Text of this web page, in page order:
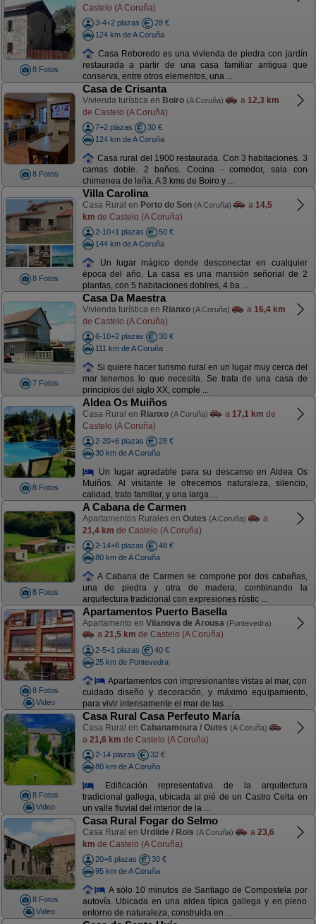
8 Fotos
Castelo (A Coruña)
3-4+2 plazas
28 €
124 km de A Coruña
Casa Reboredo es una vivienda de piedra con jardín
restaurada a partir de una casa familiar antigua que
conserva, entre otros elementos, una ...
8 Fotos
Casa de Crisanta
Vivienda turística en Boiro (A Coruña) a 12,3 km
de Castelo (A Coruña)
7+2 plazas
30 €
124 km de A Coruña
Casa rural del 1900 restaurada. Con 3 habitaciones. 3
camas doble. 2 baños. Cocina - comedor, sala con
chimenea de leña. A 3 kms de Boiro y ...
8 Fotos
Villa Carolina
Casa Rural en Porto do Son (A Coruña) a 14,5
km de Castelo (A Coruña)
2-10+1 plazas
50 €
144 km de A Coruña
Un lugar mágico donde desconectar en cualquier
época del año. La casa es una mansión señorial de 2
plantas, con 5 habitaciones doblres, 4 ba ...
7 Fotos
Casa Da Maestra
Vivienda turística en Rianxo (A Coruña) a 16,4 km
de Castelo (A Coruña)
6-10+2 plazas
30 €
111 km de A Coruña
Si quiere hacer turismo rural en un lugar muy cerca del
mar tenemos lo que necesita. Se trata de una casa de
principios del siglo XX, comple ...
8 Fotos
Aldea Os Muiños
Casa Rural en Rianxo (A Coruña) a 17,1 km de
Castelo (A Coruña)
2-20+6 plazas
28 €
30 km de A Coruña
Un lugar agradable para su descanso en Aldea Os
Muiños. Al visitante le ofrecemos naturaleza, silencio,
calidad, trato familiar, y una larga ...
8 Fotos
A Cabana de Carmen
Apartamentos Rurales en Outes (A Coruña)
a
21,4 km de Castelo (A Coruña)
2-14+8 plazas
48 €
80 km de A Coruña
A Cabana de Carmen se compone por dos cabañas,
una de piedra y otra de madera, combinando la
arquitectura tradicional con expresiones rústic ...
8 Fotos
Video
Apartamentos Puerto Basella
Apartamento en Vilanova de Arousa (Pontevedra)
a 21,5 km de Castelo (A Coruña)
2-5+1 plazas
40 €
25 km de Pontevedra
Apartamentos con impresionantes vistas al mar, con
cuidado diseño y decoración, y máximo equipamiento,
para vivir intensamente el mar de las ...
8 Fotos
Video
Casa Rural Casa Perfeuto María
Casa Rural en Cabanamoura / Outes (A Coruña)
a 21,6 km de Castelo (A Coruña)
2-14 plazas
32 €
80 km de A Coruña
Edificación representativa de la arquitectura
tradicional gallega, ubicada al pié de un Castro Celta en
un valle fluvial del interior de la ...
8 Fotos
Video
Casa Rural Fogar do Selmo
Casa Rural en Urdilde / Rois (A Coruña) a 23,6
km de Castelo (A Coruña)
20+6 plazas
30 €
95 km de A Coruña
A sólo 10 minutos de Santiago de Compostela por
autovía. Ubicada en una aldea típica gallega y en pleno
entorno de naturaleza, construida en ...